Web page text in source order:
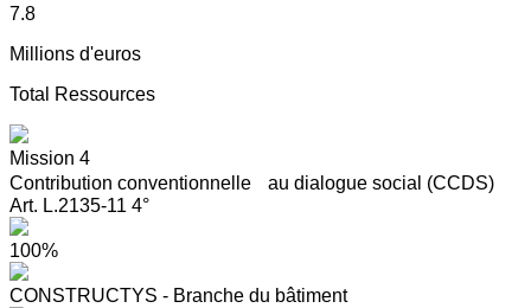
7.8
Millions d'euros
Total Ressources
Mission 4
Contribution conventionnelle au dialogue social (CCDS)
Art. L.2135-11 4°
100%
CONSTRUCTYS - Branche du bâtiment